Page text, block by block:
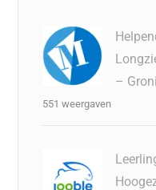
–
551 weergaven